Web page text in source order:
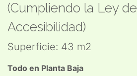
(Cumpliendo la Ley de
Accesibilidad)
Superficie: 43 m2
Todo en Planta Baja